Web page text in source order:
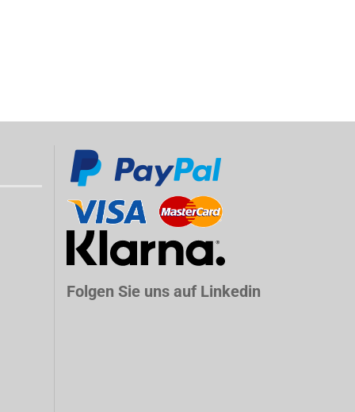
Folgen Sie uns auf Linkedin